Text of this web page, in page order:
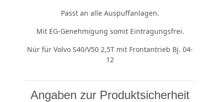
Passt an alle Auspuffanlagen.
Mit EG-Genehmigung somit Eintragungsfrei.
Nür für Volvo S40/V50 2,5T mit Frontantrieb Bj. 04-
12
Angaben zur Produktsicherheit